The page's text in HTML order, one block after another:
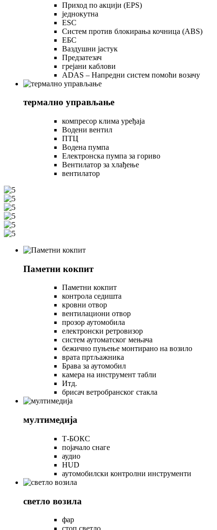
Приход по акцији (EPS)
једнокутна
ESC
Систем против блокирања кочница (ABS)
ЕБС
Ваздушни јастук
Предзатезач
грејани каблови
ADAS – Напредни систем помоћи возачу
термално управљање
компресор клима уређаја
Водени вентил
ПТЦ
Водена пумпа
Електронска пумпа за гориво
Вентилатор за хлађење
вентилатор
Паметни кокпит
Паметни кокпит
контрола седишта
кровни отвор
вентилациони отвор
прозор аутомобила
електронски ретровизор
систем аутоматског мењача
бежично пуњење монтирано на возило
врата пртљажника
Брава за аутомобил
камера на инструмент табли
Итд.
брисач ветробранског стакла
мултимедија
Т-БОКС
појачало снаге
аудио
HUD
аутомобилски контролни инструменти
светло возила
фар